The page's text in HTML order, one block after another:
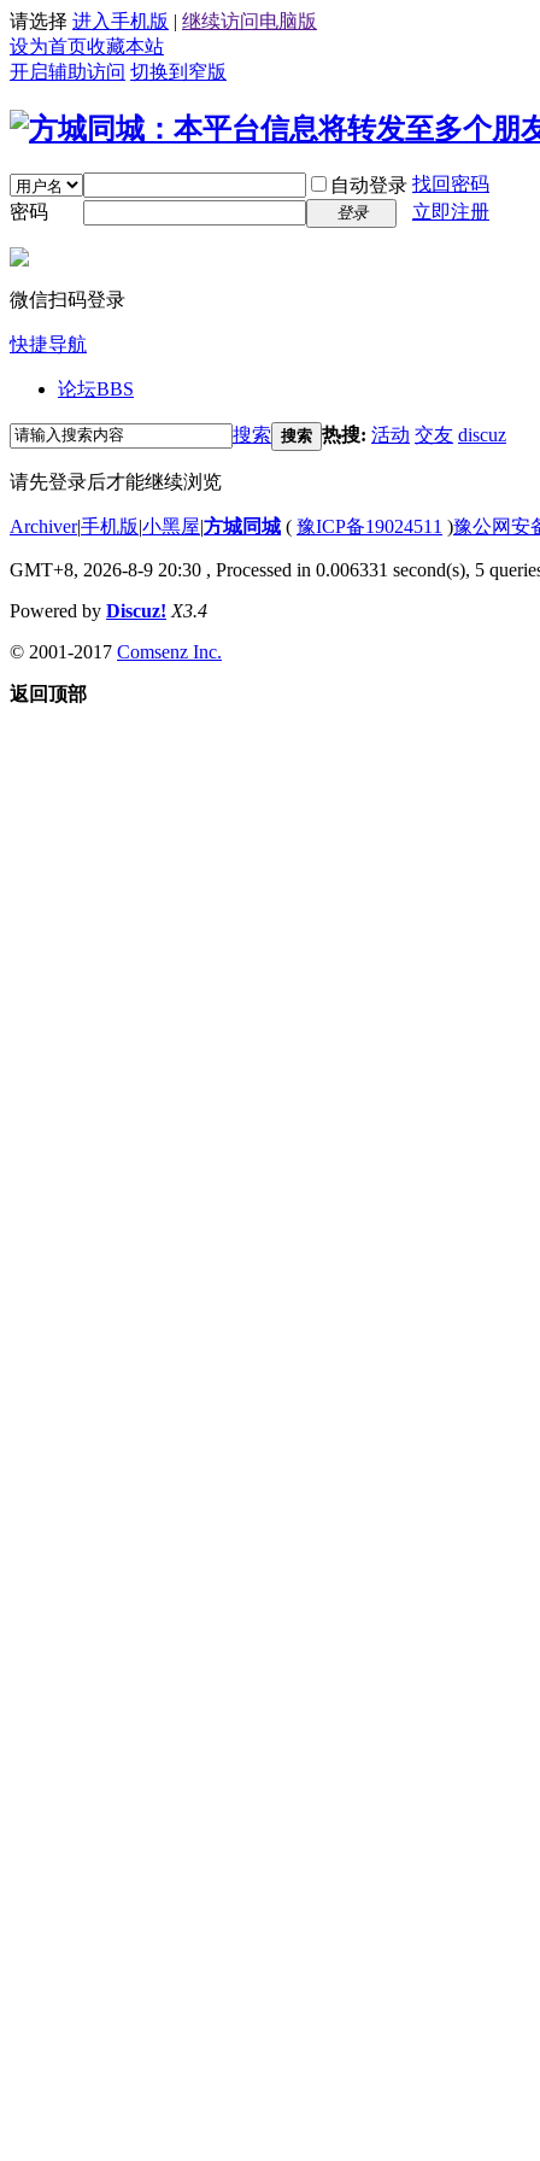
请选择 进入手机版 | 继续访问电脑版
设为首页收藏本站
开启辅助访问 切换到窄版
自动登录 找回密码
密码
登录 立即注册
微信扫码登录
快捷导航
论坛BBS
搜索 搜索 热搜: 活动 交友 discuz
请先登录后才能继续浏览
Archiver|手机版|小黑屋|方城同城 ( 豫ICP备19024511 )豫公网安
GMT+8, 2026-8-9 20:30 , Processed in 0.006331 second(s), 5
Powered by Discuz! X3.4
© 2001-2017 Comsenz Inc.
返回顶部